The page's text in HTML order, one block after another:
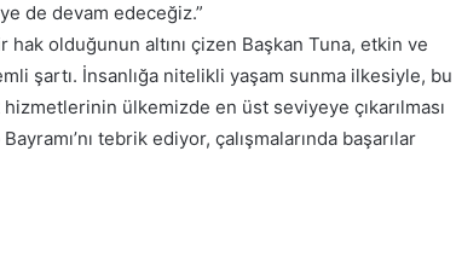
de devam edeceğiz.”
hak olduğunun altını çizen Başkan Tuna, etkin ve
şartı. İnsanlığa nitelikli yaşam sunma ilkesiyle, bu
ülkemizde en üst seviyeye çıkarılması
tebrik ediyor, çalışmalarında başarılar